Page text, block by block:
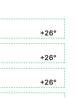
+26°
+26°
+26°